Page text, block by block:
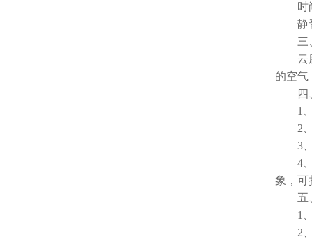
时尚
静音
三、
云
的空气
四
1、
2、
3、
4、
象，可
五、
1、
2、